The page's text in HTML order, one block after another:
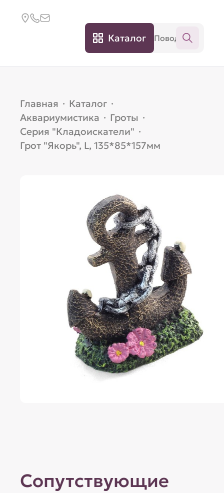
Каталог
Главная · Каталог ·
Аквариумистика · Гроты ·
Серия "Кладоискатели" ·
Грот "Якорь", L, 135*85*157мм
Сопутствующие